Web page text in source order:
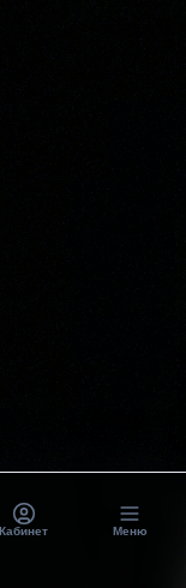
Кабинет Меню